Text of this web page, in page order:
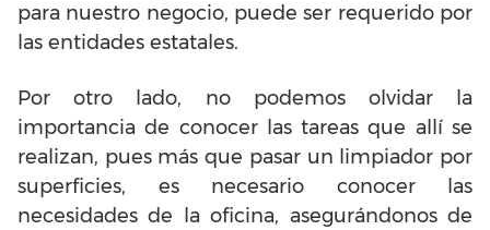
para nuestro negocio, puede ser requerido por
las entidades estatales.
Por otro lado, no podemos olvidar la
importancia de conocer las tareas que allí se
realizan, pues más que pasar un limpiador por
superficies, es necesario conocer las
necesidades de la oficina, asegurándonos de